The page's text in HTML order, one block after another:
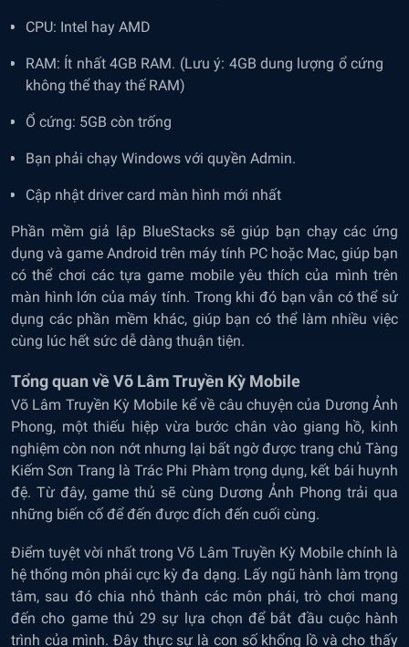
CPU: Intel hay AMD
RAM: Ít nhất 4GB RAM. (Lưu ý: 4GB dung lượng ổ cứng
không thể thay thế RAM)
Ổ cứng: 5GB còn trống
Bạn phải chạy Windows với quyền Admin.
Cập nhật driver card màn hình mới nhất
Phần mềm giả lập BlueStacks sẽ giúp bạn chạy các ứng
dụng và game Android trên máy tính PC hoặc Mac, giúp bạn
có thể chơi các tựa game mobile yêu thích của mình trên
màn hình lớn của máy tính. Trong khi đó bạn vẫn có thể sử
dụng các phần mềm khác, giúp bạn có thể làm nhiều việc
cùng lúc hết sức dễ dàng thuận tiện.
Tổng quan về Võ Lâm Truyền Kỳ Mobile
Võ Lâm Truyền Kỳ Mobile kể về câu chuyện của Dương Ảnh
Phong, một thiếu hiệp vừa bước chân vào giang hồ, kinh
nghiệm còn non nớt nhưng lại bất ngờ được trang chủ Tàng
Kiếm Sơn Trang là Trác Phi Phàm trọng dụng, kết bái huynh
đệ. Từ đây, game thủ sẽ cùng Dương Ảnh Phong trải qua
những biến cố để đến được đích đến cuối cùng.
Điểm tuyệt vời nhất trong Võ Lâm Truyền Kỳ Mobile chính là
hệ thống môn phái cực kỳ đa dạng. Lấy ngũ hành làm trọng
tâm, sau đó chia nhỏ thành các môn phái, trò chơi mang
đến cho game thủ 29 sự lựa chọn để bắt đầu cuộc hành
trình của mình. Đây thực sự là con số khổng lồ và cho thấy